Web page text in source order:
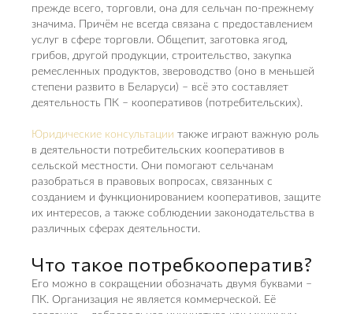
прежде всего, торговли, она для сельчан по-прежнему
значима. Причём не всегда связана с предоставлением
услуг в сфере торговли. Общепит, заготовка ягод,
грибов, другой продукции, строительство, закупка
ремесленных продуктов, звероводство (оно в меньшей
степени развито в Беларуси) – всё это составляет
деятельность ПК – кооперативов (потребительских).
Юридические консультации также играют важную роль
в деятельности потребительских кооперативов в
сельской местности. Они помогают сельчанам
разобраться в правовых вопросах, связанных с
созданием и функционированием кооперативов, защите
их интересов, а также соблюдении законодательства в
различных сферах деятельности.
Что такое потребкооператив?
Его можно в сокращении обозначать двумя буквами –
ПК. Организация не является коммерческой. Её